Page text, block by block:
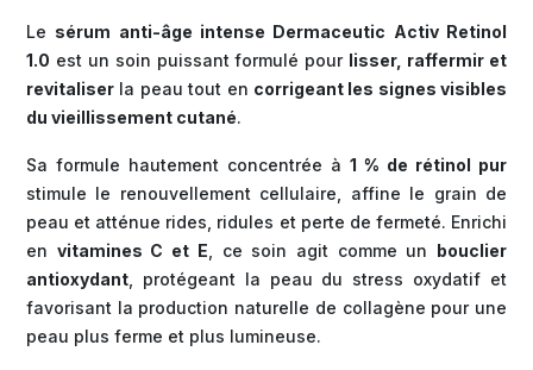
Le sérum anti-âge intense Dermaceutic Activ Retinol
1.0 est un soin puissant formulé pour lisser, raffermir et
revitaliser la peau tout en corrigeant les signes visibles
du vieillissement cutané.
Sa formule hautement concentrée à 1 % de rétinol pur
stimule le renouvellement cellulaire, affine le grain de
peau et atténue rides, ridules et perte de fermeté. Enrichi
en vitamines C et E , ce soin agit comme un bouclier
antioxydant , protégeant la peau du stress oxydatif et
favorisant la production naturelle de collagène pour une
peau plus ferme et plus lumineuse.